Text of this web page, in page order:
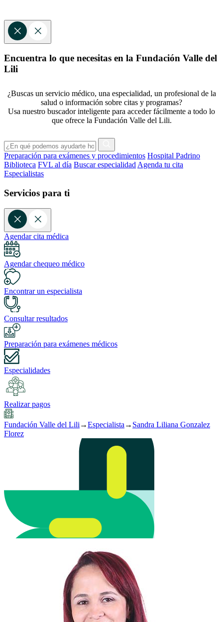
Encuentra lo que necesitas en la Fundación Valle del
Lili
¿Buscas un servicio médico, una especialidad, un profesional de la
salud o información sobre citas y programas?
Usa nuestro buscador inteligente para acceder fácilmente a todo lo
que ofrece la Fundación Valle del Lili.
Preparación para exámenes y procedimientos Hospital Padrino
Biblioteca FVL al día Buscar especialidad Agenda tu cita
Especialistas
Servicios para ti
Agendar cita médica
Agendar chequeo médico
Encontrar un especialista
Consultar resultados
Preparación para exámenes médicos
Especialidades
Realizar pagos
Fundación Valle del Lili →Especialista → Sandra Liliana Gonzalez
Florez